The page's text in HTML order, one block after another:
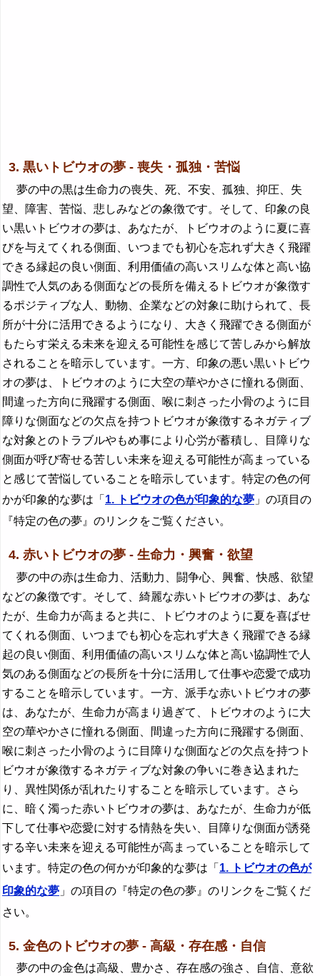
3. 黒いトビウオの夢 - 喪失・孤独・苦悩
夢の中の黒は生命力の喪失、死、不安、孤独、抑圧、失
望、障害、苦悩、悲しみなどの象徴です。そして、印象の良
い黒いトビウオの夢は、あなたが、トビウオのように夏に喜
びを与えてくれる側面、いつまでも初心を忘れず大きく飛躍
できる縁起の良い側面、利用価値の高いスリムな体と高い協
調性で人気のある側面などの長所を備えるトビウオが象徴す
るポジティブな人、動物、企業などの対象に助けられて、長
所が十分に活用できるようになり、大きく飛躍できる側面が
もたらす栄える未来を迎える可能性を感じて苦しみから解放
されることを暗示しています。一方、印象の悪い黒いトビウ
オの夢は、トビウオのように大空の華やかさに憧れる側面、
間違った方向に飛躍する側面、喉に刺さった小骨のように目
障りな側面などの欠点を持つトビウオが象徴するネガティブ
な対象とのトラブルやもめ事により心労が蓄積し、目障りな
側面が呼び寄せる苦しい未来を迎える可能性が高まっている
と感じて苦悩していることを暗示しています。特定の色の何
かが印象的な夢は「 1. トビウオの色が印象的な夢 」の項目の
『特定の色の夢』のリンクをご覧ください。
4. 赤いトビウオの夢 - 生命力・興奮・欲望
夢の中の赤は生命力、活動力、闘争心、興奮、快感、欲望
などの象徴です。そして、綺麗な赤いトビウオの夢は、あな
たが、生命力が高まると共に、トビウオのように夏を喜ばせ
てくれる側面、いつまでも初心を忘れず大きく飛躍できる縁
起の良い側面、利用価値の高いスリムな体と高い協調性で人
気のある側面などの長所を十分に活用して仕事や恋愛で成功
することを暗示しています。一方、派手な赤いトビウオの夢
は、あなたが、生命力が高まり過ぎて、トビウオのように大
空の華やかさに憧れる側面、間違った方向に飛躍する側面、
喉に刺さった小骨のように目障りな側面などの欠点を持つト
ビウオが象徴するネガティブな対象の争いに巻き込まれた
り、異性関係が乱れたりすることを暗示しています。さら
に、暗く濁った赤いトビウオの夢は、あなたが、生命力が低
下して仕事や恋愛に対する情熱を失い、目障りな側面が誘発
する辛い未来を迎える可能性が高まっていることを暗示して
います。特定の色の何かが印象的な夢は「 1. トビウオの色が
印象的な夢 」の項目の『特定の色の夢』のリンクをご覧くだ
さい。
5. 金色のトビウオの夢 - 高級・存在感・自信
夢の中の金色は高級、豊かさ、存在感の強さ、自信、意欲